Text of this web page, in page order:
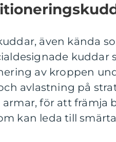
även kända
av kroppen
avlastning på
armar, för att främja
kan leda till